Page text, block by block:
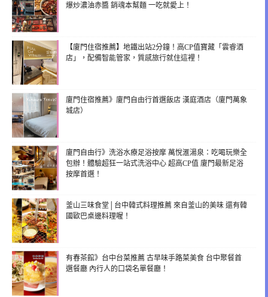
爆炒濃油赤醬 銷魂本幫麵 一吃就愛上！
【廈門住宿推薦】地鐵出站2分鐘！高CP值寶藏「雲睿酒
店」，配備智能管家，質感旅行就住這裡！
廈門住宿推薦》廈門自由行首選飯店 漢庭酒店（廈門萬象
城店）
廈門自由行》洗浴水療足浴按摩 萬悅滙湯泉：吃喝玩樂全
包辦！體驗超狂一站式洗浴中心 超高CP值 廈門最新足浴
按摩首選！
釜山三味食堂│台中韓式料理推薦 來自釜山的美味 還有韓
國歐巴桌邊料理喔！
有春茶館》台中台菜推薦 古早味手路菜美食 台中聚餐首
選餐廳 內行人的口袋名單餐廳！